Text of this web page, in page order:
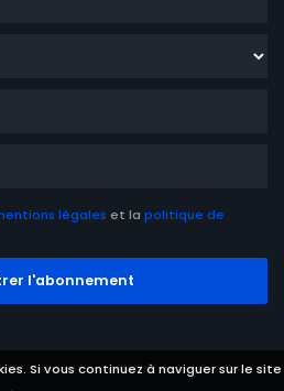
Si vous continuez à naviguer sur le site
légales et la politique de
l'abonnement